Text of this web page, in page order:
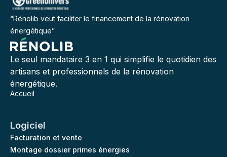
“Rénolib veut faciliter le financement de la rénovation
énergétique”
Le seul mandataire 3 en 1 qui simplifie le quotidien des
artisans et professionnels de la rénovation
énergétique.
Accueil
Logiciel
Facturation et vente
Montage dossier primes énergies